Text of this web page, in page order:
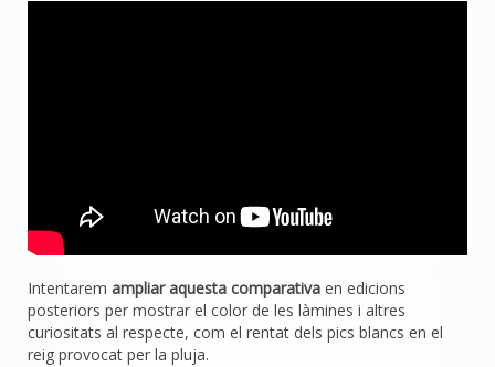
Intentarem ampliar aquesta comparativa en edicions
posteriors per mostrar el color de les làmines i altres
curiositats al respecte, com el rentat dels pics blancs en el
reig provocat per la pluja.